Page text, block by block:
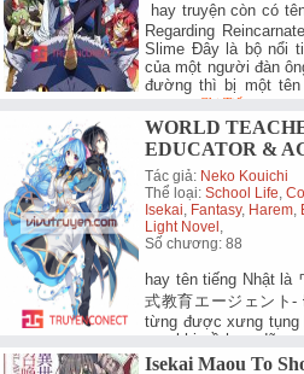
hay truyện còn có
Regarding
Slime Đây là bộ nổi
của một người đàn
đường thì bị một
Chi Tiết.
WORLD
EDUCATOR &
Tác giả: Neko Kouichi
Thể loại:School Life ,
Isekai Fantasy, Harem
Light Novel
Số chương: 88
hay tên tiếng Nhật là
式教育エージェント
từng được xưng tụng
sau khi về hưu đã
đào tạo cho những
Isekai Maou To